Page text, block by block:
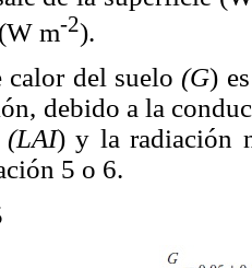
m-2).
calor del suelo(G)
debido a la
(LAI) y la radiación
5 o 6.